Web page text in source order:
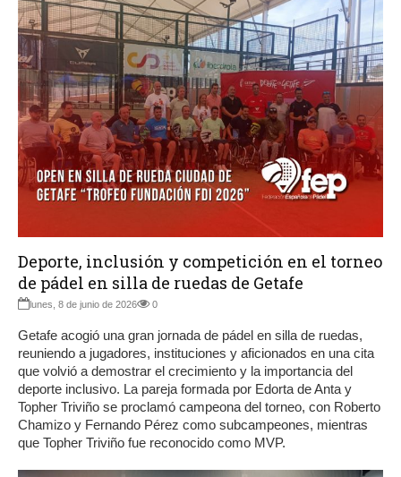
Deporte, inclusión y competición en el torneo
de pádel en silla de ruedas de Getafe
lunes, 8 de junio de 2026 0
Getafe acogió una gran jornada de pádel en silla de ruedas,
reuniendo a jugadores, instituciones y aficionados en una cita
que volvió a demostrar el crecimiento y la importancia del
deporte inclusivo. La pareja formada por Edorta de Anta y
Topher Triviño se proclamó campeona del torneo, con Roberto
Chamizo y Fernando Pérez como subcampeones, mientras
que Topher Triviño fue reconocido como MVP.